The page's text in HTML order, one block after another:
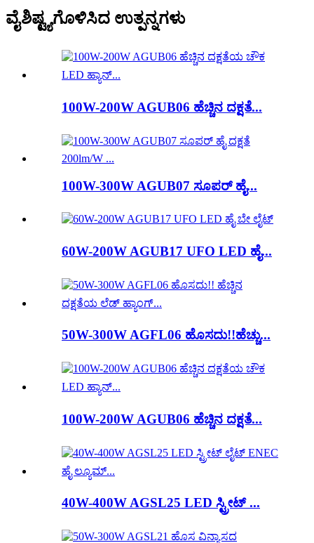
ವೈಶಿಷ್ಟ್ಯಗೊಳಿಸಿದ ಉತ್ಪನ್ನಗಳು
100W-200W AGUB06 ಹೆಚ್ಚಿನ ದಕ್ಷತೆ...
100W-300W AGUB07 ಸೂಪರ್ ಹೈ...
60W-200W AGUB17 UFO LED ಹೈ...
50W-300W AGFL06 ಹೊಸದು!!ಹೆಚ್ಚು...
100W-200W AGUB06 ಹೆಚ್ಚಿನ ದಕ್ಷತೆ...
40W-400W AGSL25 LED ಸ್ಟ್ರೀಟ್ ...